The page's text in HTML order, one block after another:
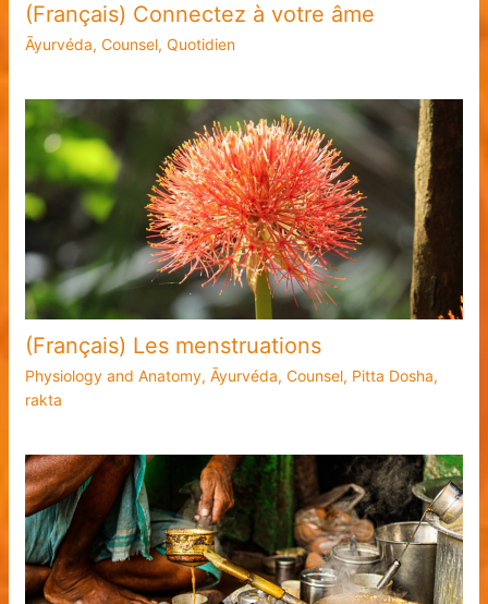
(Français) Connectez à votre âme
Āyurvéda, Counsel, Quotidien
(Français) Les menstruations
Physiology and Anatomy, Āyurvéda, Counsel, Pitta Dosha,
rakta